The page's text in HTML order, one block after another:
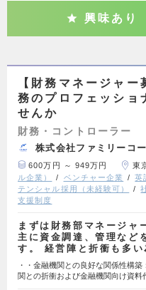
興味あり
【財務マネージャ
務のプロフェッショ
せんか
財務・コントローラー
株式会社ファミリーコ
600万円 ～ 949万円 東
ル企業）
ベンチャー企業 英
テンシャル採用（未経験可）
支援制度
まずは財務部マネージャ
主に資金調達、管理など
す。 経営陣と折衝も多
・・金融機関との良好な関係性構
関との折衝および金融機関向け資料